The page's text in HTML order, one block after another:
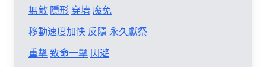
無敵 隱形 穿墻 魔免
移動速度加快 反隱 永久獻祭
重擊致命一擊 閃避